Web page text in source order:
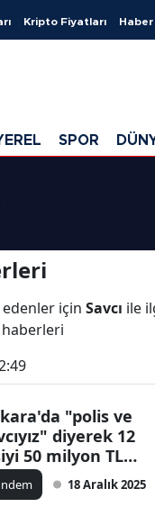
Kripto Fiyatları
SPOR
için Savcı ile
haberleri
"polis ve
diyerek 12
50 milyon TL
24 şüpheli
18 Aralık 2025